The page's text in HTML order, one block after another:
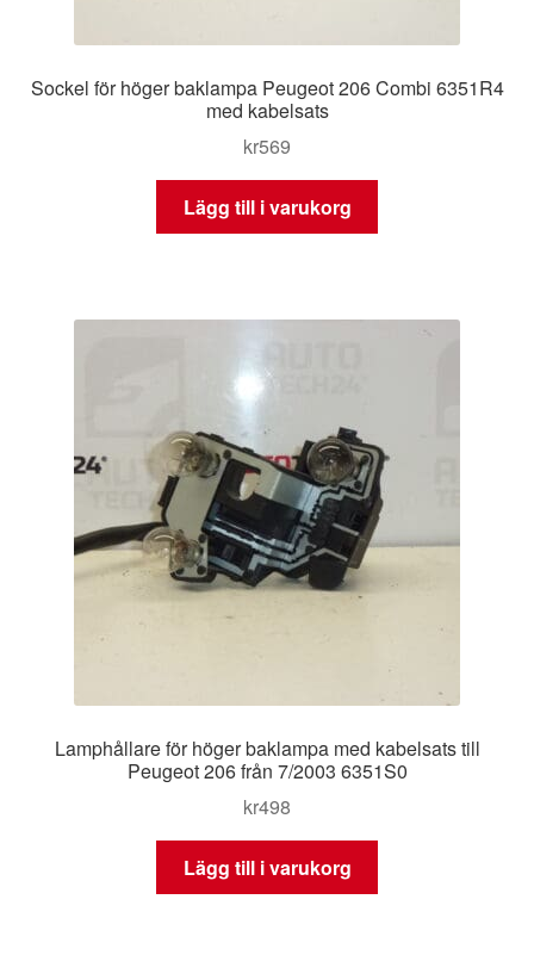
Sockel för höger baklampa Peugeot 206 Combi 6351R4
med kabelsats
kr569
Lägg till i varukorg
Lamphållare för höger baklampa med kabelsats till
Peugeot 206 från 7/2003 6351S0
kr498
Lägg till i varukorg